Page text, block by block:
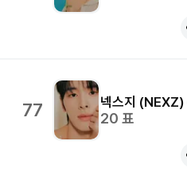
77 넥스지 (NEXZ)
20 표